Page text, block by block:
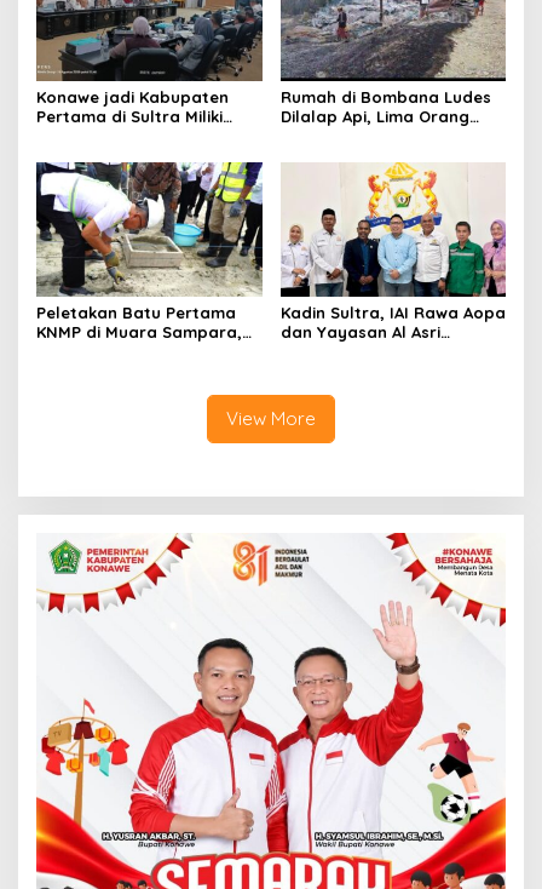
Konawe jadi Kabupaten
Pertama di Sultra Miliki
Anggaran Rp200 Juta
Rumah di Bombana Ludes
Dilalap Api, Lima Orang
Peletakan Batu Pertama
KNMP di Muara Sampara,
Kadin Sultra, IAI Rawa Aopa
dan Yayasan Al Asri
View More